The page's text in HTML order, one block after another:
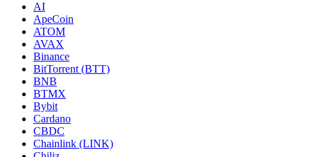
AI
ApeCoin
ATOM
AVAX
Binance
BitTorrent (BTT)
BNB
BTMX
Bybit
Cardano
CBDC
Chainlink (LINK)